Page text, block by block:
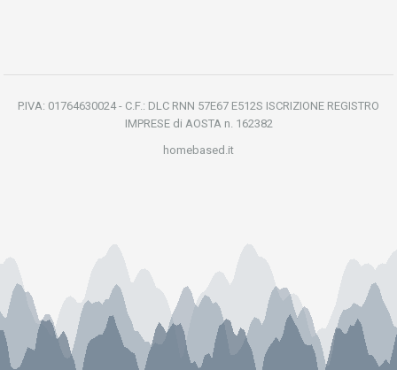
P.IVA: 01764630024 - C.F.: DLC RNN 57E67 E512S ISCRIZIONE REGISTRO
IMPRESE di AOSTA n. 162382
homebased.it